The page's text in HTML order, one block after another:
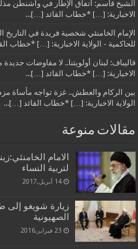
الشيخ قاسم: اتفاق الإطار في واشنطن
الاخبارية: […] *خطاب القائد […]...
الإمام الخامنئي شخصية فريدة في
للحاكمية - الولاية الاخبارية: […] *خطاب
قاليباف: لبنان أولويتنا.. لا مفاوضات جديدة
الاخبارية: […] *خطاب القائد […]...
بين الركام والعطش.. غزة تواجه مأساة
الولاية الاخبارية: […] *خطاب القائد […]...
مقالات منوعة
الامام
لتربية النساء
14 أبريل,2017
زيارة شويغو إلى
الصهيونية
23 فبراير,2016